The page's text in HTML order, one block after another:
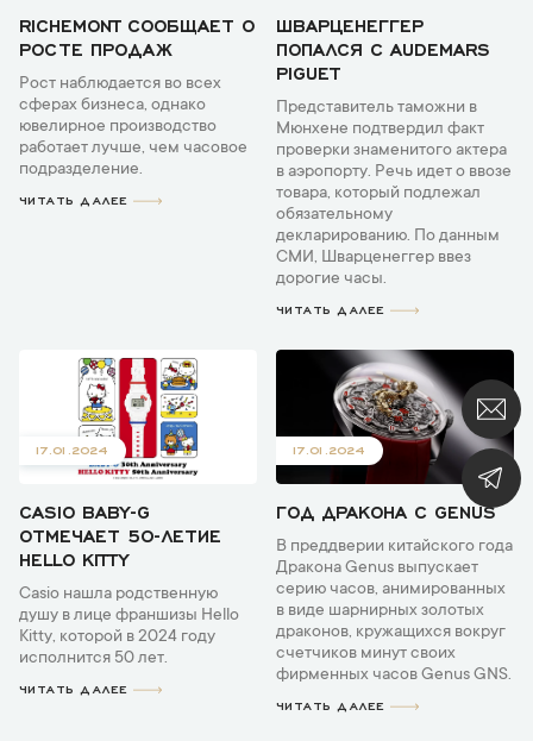
RICHEMONT СООБЩАЕТ О
РОСТЕ ПРОДАЖ
Рост наблюдается во всех
сферах бизнеса, однако
ювелирное производство
работает лучше, чем часовое
подразделение.
ЧИТАТЬ ДАЛЕЕ
ШВАРЦЕНЕГГЕР
ПОПАЛСЯ С AUDEMARS
PIGUET
Представитель таможни в
Мюнхене подтвердил факт
проверки знаменитого актера
в аэропорту. Речь идет о ввозе
товара, который подлежал
обязательному
декларированию. По данным
СМИ, Шварценеггер ввез
дорогие часы.
ЧИТАТЬ ДАЛЕЕ
17.01.2024
CASIO BABY-G
ОТМЕЧАЕТ 50-ЛЕТИЕ
HELLO KITTY
Casio нашла родственную
душу в лице франшизы Hello
Kitty, которой в 2024 году
исполнится 50 лет.
ЧИТАТЬ ДАЛЕЕ
17.01.2024
ГОД ДРАКОНА С GENUS
В преддверии китайского года
Дракона Genus выпускает
серию часов, анимированных
в виде шарнирных золотых
драконов, кружащихся вокруг
счетчиков минут своих
фирменных часов Genus GNS.
ЧИТАТЬ ДАЛЕЕ